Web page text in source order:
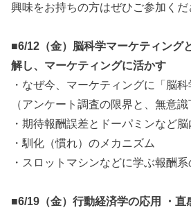
興味をお持ちの方はぜひご参加くだ
■6/12（金）脳科学マーケティング
解し、マーケティングに活かす
・なぜ今、マーケティングに「脳
（アンケート調査の限界と、無意識
・期待報酬誤差とドーパミンなど
・馴化（慣れ）のメカニズム
・スロットマシンなどに学ぶ報酬
■6/19（金）行動経済学の応用 ・直